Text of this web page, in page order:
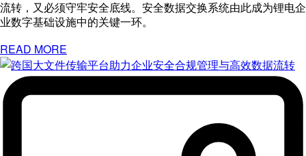
流转，又必须守牢安全底线。安全数据交换系统由此成为锂电企
业数字基础设施中的关键一环。
READ MORE